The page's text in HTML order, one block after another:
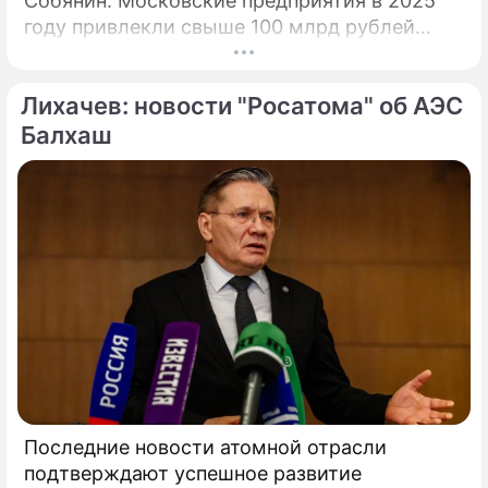
году привлекли свыше 100 млрд рублей
инвестиционных кредитов на развитие и
поддержки промышленности и
предпринимательства.
Лихачев: новости "Росатома" об АЭС
Балхаш
Последние новости атомной отрасли
подтверждают успешное развитие